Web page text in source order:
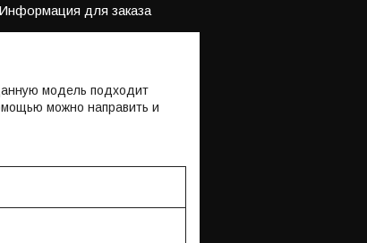
Информация для заказа
модель подходит
можно направить и